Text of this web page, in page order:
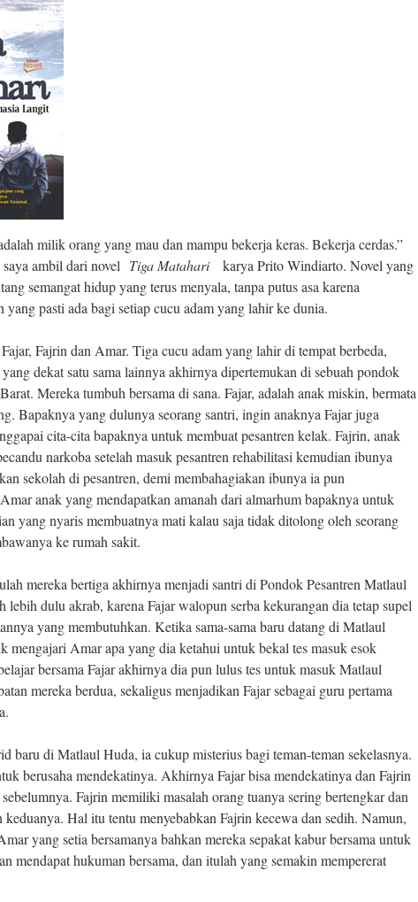
milik orang yang mau dan mampu bekerja keras. Bekerja cerdas.”
ambil dari novel Tiga Matahari
karya Prito Windiarto. Novel yang
semangat hidup yang terus menyala, tanpa putus asa karena
yang pasti ada bagi setiap cucu adam yang lahir ke dunia.
dan Amar. Tiga cucu adam yang lahir di tempat berbeda,
dekat satu sama lainnya akhirnya dipertemukan di sebuah pondok
Mereka tumbuh bersama di sana. Fajar, adalah anak miskin, bermata
Bapaknya yang dulunya seorang santri, ingin anaknya Fajar juga
cita-cita bapaknya untuk membuat pesantren kelak. Fajrin, anak
narkoba setelah masuk pesantren rehabilitasi kemudian ibunya
sekolah di pesantren, demi membahagiakan ibunya ia pun
anak yang mendapatkan amanah dari almarhum bapaknya untuk
yang nyaris membuatnya mati kalau saja tidak ditolong oleh seorang
ke rumah sakit.
bertiga akhirnya menjadi santri di Pondok Pesantren Matlaul
lebih dulu akrab, karena Fajar walopun serba kekurangan dia tetap supel
yang membutuhkan. Ketika sama-sama baru datang di Matlaul
mengajari Amar apa yang dia ketahui untuk bekal tes masuk esok
bersama Fajar akhirnya dia pun lulus tes untuk masuk Matlaul
mereka berdua, sekaligus menjadikan Fajar sebagai guru pertama
di Matlaul Huda, ia cukup misterius bagi teman-teman sekelasnya.
berusaha mendekatinya. Akhirnya Fajar bisa mendekatinya dan Fajrin
Fajrin memiliki masalah orang tuanya sering bertengkar dan
keduanya. Hal itu tentu menyebabkan Fajrin kecewa dan sedih. Namun,
yang setia bersamanya bahkan mereka sepakat kabur bersama untuk
mendapat hukuman bersama, dan itulah yang semakin mempererat